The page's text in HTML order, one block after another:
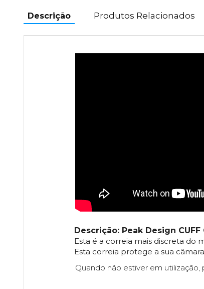
Descrição Produtos Relacionados
Descrição: Peak Design CUFF
Esta é a correia mais discreta do
Esta correia protege a sua
Quando não estiver em